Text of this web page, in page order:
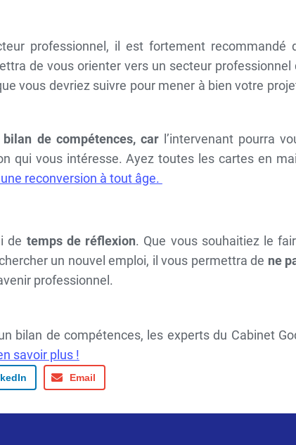
professionnel, il est fortement recommandé
de vous orienter vers un secteur professionnel
vous devriez suivre pour mener à bien votre
de compétences, carl’intervenant pourra
qui vous intéresse.Ayez toutes les cartes en
reconversion à tout âge.
de temps de réflexion. Que vous souhaitiez le
un nouvel emploi, il vous permettra de ne
professionnel.
bilan de compétences, les experts du Cabinet
savoir plus !
Email